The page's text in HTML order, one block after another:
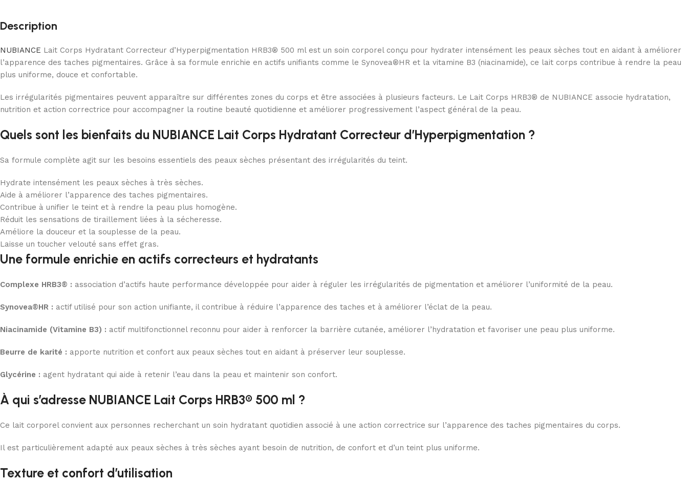
Description
NUBIANCE Lait Corps Hydratant Correcteur d’Hyperpigmentation HRB3® 500 ml est un soin corporel conçu pour hydrater intensément les peaux sèches tout en aidant à améliorer
l’apparence des taches pigmentaires. Grâce à sa formule enrichie en actifs unifiants comme le Synovea®HR et la vitamine B3 (niacinamide), ce lait corps contribue à rendre la peau
plus uniforme, douce et confortable.
Les irrégularités pigmentaires peuvent apparaître sur différentes zones du corps et être associées à plusieurs facteurs. Le Lait Corps HRB3® de NUBIANCE associe hydratation,
nutrition et action correctrice pour accompagner la routine beauté quotidienne et améliorer progressivement l’aspect général de la peau.
Quels sont les bienfaits du NUBIANCE Lait Corps Hydratant Correcteur d’Hyperpigmentation ?
Sa formule complète agit sur les besoins essentiels des peaux sèches présentant des irrégularités du teint.
Hydrate intensément les peaux sèches à très sèches.
Aide à améliorer l’apparence des taches pigmentaires.
Contribue à unifier le teint et à rendre la peau plus homogène.
Réduit les sensations de tiraillement liées à la sécheresse.
Améliore la douceur et la souplesse de la peau.
Laisse un toucher velouté sans effet gras.
Une formule enrichie en actifs correcteurs et hydratants
Complexe HRB3® : association d’actifs haute performance développée pour aider à réguler les irrégularités de pigmentation et améliorer l’uniformité de la peau.
Synovea®HR : actif utilisé pour son action unifiante, il contribue à réduire l’apparence des taches et à améliorer l’éclat de la peau.
Niacinamide (Vitamine B3) : actif multifonctionnel reconnu pour aider à renforcer la barrière cutanée, améliorer l’hydratation et favoriser une peau plus uniforme.
Beurre de karité : apporte nutrition et confort aux peaux sèches tout en aidant à préserver leur souplesse.
Glycérine : agent hydratant qui aide à retenir l’eau dans la peau et maintenir son confort.
À qui s’adresse NUBIANCE Lait Corps HRB3® 500 ml ?
Ce lait corporel convient aux personnes recherchant un soin hydratant quotidien associé à une action correctrice sur l’apparence des taches pigmentaires du corps.
Il est particulièrement adapté aux peaux sèches à très sèches ayant besoin de nutrition, de confort et d’un teint plus uniforme.
Texture et confort d’utilisation